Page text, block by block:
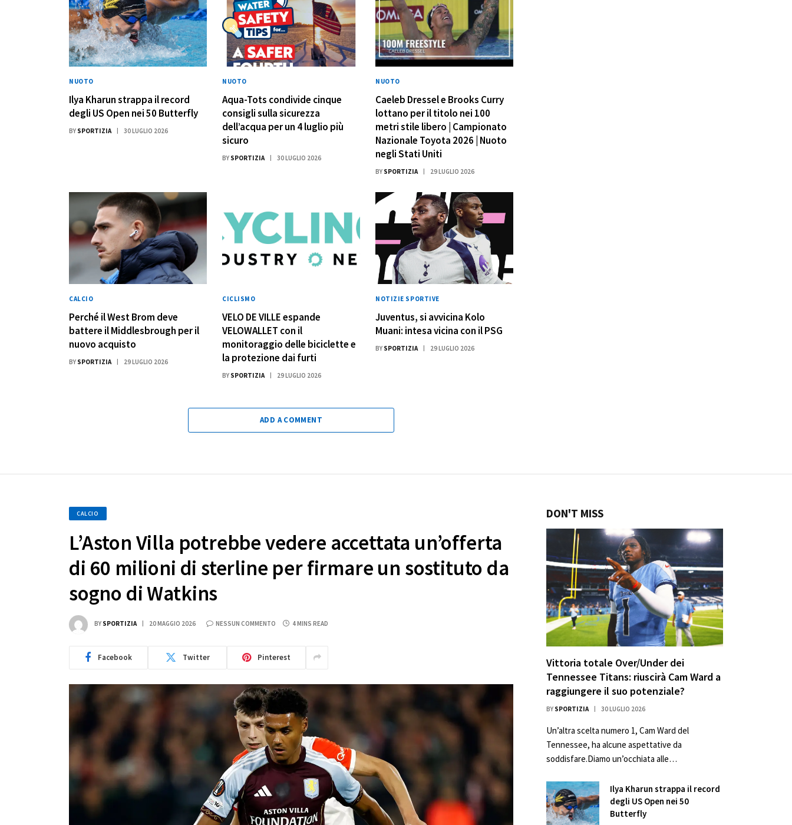
NUOTO
Ilya Kharun strappa il record
degli US Open nei 50 Butterfly
BY SPORTIZIA 30 LUGLIO 2026
NUOTO
Aqua-Tots condivide cinque
consigli sulla sicurezza
dell’acqua per un 4 luglio più
sicuro
BY SPORTIZIA 30 LUGLIO 2026
NUOTO
Caeleb Dressel e Brooks Curry
lottano per il titolo nei 100
metri stile libero | Campionato
Nazionale Toyota 2026 | Nuoto
negli Stati Uniti
BY SPORTIZIA 29 LUGLIO 2026
CALCIO
Perché il West Brom deve
battere il Middlesbrough per il
nuovo acquisto
BY SPORTIZIA 29 LUGLIO 2026
CICLISMO
VELO DE VILLE espande
VELOWALLET con il
monitoraggio delle biciclette e
la protezione dai furti
BY SPORTIZIA 29 LUGLIO 2026
NOTIZIE SPORTIVE
Juventus, si avvicina Kolo
Muani: intesa vicina con il PSG
BY SPORTIZIA 29 LUGLIO 2026
ADD A COMMENT
CALCIO
L’Aston Villa potrebbe vedere accettata un’offerta
di 60 milioni di sterline per firmare un sostituto da
sogno di Watkins
BY SPORTIZIA 20 MAGGIO 2026 NESSUN COMMENTO 4 MINS READ
Facebook Twitter Pinterest
DON'T MISS
Vittoria totale Over/Under dei
Tennessee Titans: riuscirà Cam Ward a
raggiungere il suo potenziale?
BY SPORTIZIA 30 LUGLIO 2026
Un’altra scelta numero 1, Cam Ward del
Tennessee, ha alcune aspettative da
soddisfare.Diamo un’occhiata alle…
Ilya Kharun strappa il record
degli US Open nei 50
Butterfly